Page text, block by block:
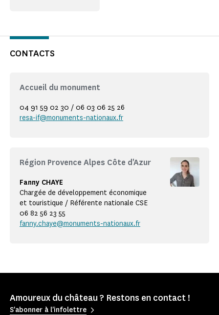
CONTACTS
Accueil du monument
04 91 59 02 30 / 06 03 06 25 26
resa-if@monuments-nationaux.fr
Région Provence Alpes Côte d'Azur
Fanny CHAYE
Chargée de développement économique
et touristique / Référente nationale CSE
06 82 56 23 55
fanny.chaye@monuments-nationaux.fr
Amoureux du château ? Restons en contact !
S'abonner à l'infolettre